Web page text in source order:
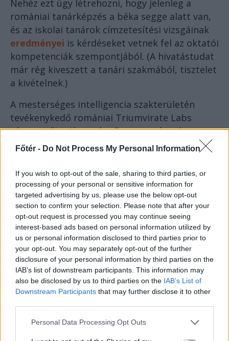
Főtér - Do Not Process My Personal Information
If you wish to opt-out of the sale, sharing to third parties, or
processing of your personal or sensitive information for
targeted advertising by us, please use the below opt-out
section to confirm your selection. Please note that after your
opt-out request is processed you may continue seeing
interest-based ads based on personal information utilized by
us or personal information disclosed to third parties prior to
your opt-out. You may separately opt-out of the further
disclosure of your personal information by third parties on the
IAB’s list of downstream participants. This information may
also be disclosed by us to third parties on the IAB’s List of
Downstream Participants that may further disclose it to other
Personal Data Processing Opt Outs
Nehéz ezt úgy létrehozni, hogy jelenleg a
romániai tanárképzés a béka segge alatt van,
és az iskolai tanárok címzetesítési vizsgáinak
eredményei is kérdéseket vetnek fel az oktatói
kompetenciák szempontjából. (A hivatástudat
már rég kiveszett a tanári szakmából, tisztelet
a kivételnek.)
A mesterséges intelligencia szakterületén
tevékenykedő romániai Triumvirate Labs
cégvezetője, Alexandru Dan nemrég adott
exkluzívinterjút aTechRadarportálnak. Arra a
akadályok a digitális oktatás széles körű
bevezetése előtt Romániában, Alexandru Dan
úgy véli, hogy számos eszköz áll rendelkezésre,
amely segíthet a tanároknak és a diákoknak,
de ezeket nem vezették be a költségek miatt,
amelyeket az Oktatási és Kutatási
Minisztériumnak és az iskoláknak kellene
viselniük. (Vessük ezt össze a felesleges
építkezésekkel és „kutatási” programokkal egy
pillanatra.)
Inkubátor (ICD) képzési kongresszusán,
amelyet az ország egész területén a